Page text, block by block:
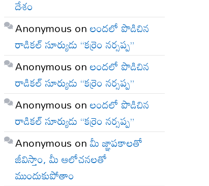
దేశం
Anonymous onలందలో పొడిచిన
రాడికల్ సూర్యుడు “కర్రెం నర్సప్ప”
Anonymous onలందలో పొడిచిన
రాడికల్ సూర్యుడు “కర్రెం నర్సప్ప”
Anonymous onలందలో పొడిచిన
రాడికల్ సూర్యుడు “కర్రెం నర్సప్ప”
Anonymous onమీ జ్ఞాపకాలతో
జీవిస్తాం, మీ ఆలోచనలతో
ముందుకుపోతాం